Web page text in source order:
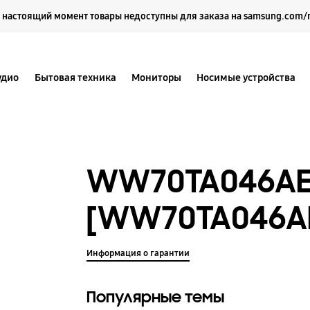
настоящий момент товары недоступны для заказа на samsung.com/
Бытовая техника Мониторы Носимые устройства
Информация о гарантии
Популярные темы